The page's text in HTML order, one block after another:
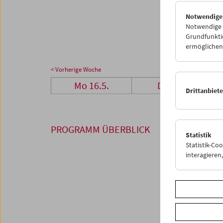
30
< Vorherige Woche
Mo 16.5. Di 17.5.
PROGRAMM ÜBERBLICK
Notwendige
Statistik
Statistik-